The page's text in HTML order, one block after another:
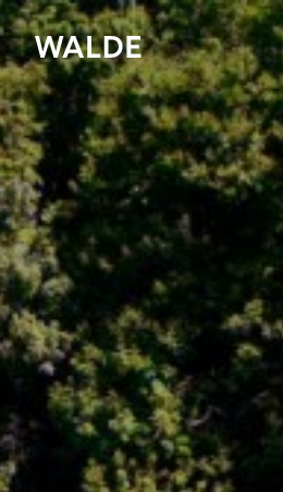
Verkaufen
Kaufen
Unser Team
zu Walde Immobilien
Suchprofil
Anmelden